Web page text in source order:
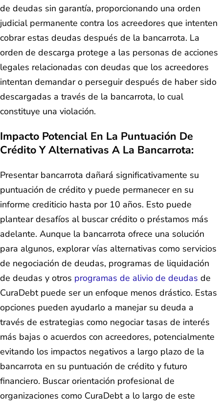
de deudas sin garantía, proporcionando una orden
judicial permanente contra los acreedores que intenten
cobrar estas deudas después de la bancarrota. La
orden de descarga protege a las personas de acciones
legales relacionadas con deudas que los acreedores
intentan demandar o perseguir después de haber sido
descargadas a través de la bancarrota, lo cual
constituye una violación.
Impacto Potencial En La Puntuación De
Crédito Y Alternativas A La Bancarrota:
Presentar bancarrota dañará significativamente su
puntuación de crédito y puede permanecer en su
informe crediticio hasta por 10 años. Esto puede
plantear desafíos al buscar crédito o préstamos más
adelante. Aunque la bancarrota ofrece una solución
para algunos, explorar vías alternativas como servicios
de negociación de deudas, programas de liquidación
de deudas y otros programas de alivio de deudas de
CuraDebt puede ser un enfoque menos drástico. Estas
opciones pueden ayudarlo a manejar su deuda a
través de estrategias como negociar tasas de interés
más bajas o acuerdos con acreedores, potencialmente
evitando los impactos negativos a largo plazo de la
bancarrota en su puntuación de crédito y futuro
financiero. Buscar orientación profesional de
organizaciones como CuraDebt a lo largo de este